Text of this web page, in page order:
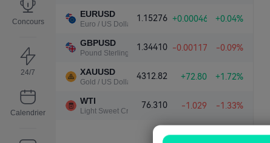
Concours
24/7
Calendrier
EURUSD
Euro / US Dollar
1.15276 +0.00046 +0.04%
GBPUSD
Pound Sterling / US Dollar
1.34410 -0.00117 -0.09%
XAUUSD
Gold / US Dollar
4312.82 +72.80 +1.72%
WTI
Light Sweet Crude Oil
76.310 -1.029 -1.33%